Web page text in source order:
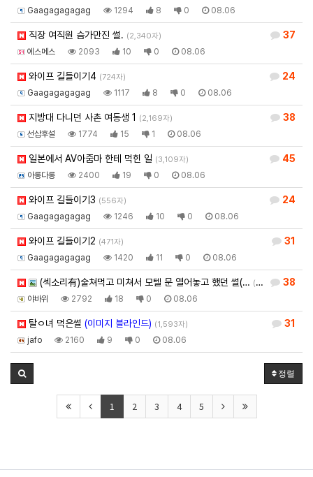
Gaagagagagag 1294 8 0 08.06
37
직장 여직원 슴가만진 썰. (2,340자)
에스메스 2093 10 0 08.06
24
와이프 길들이기4 (724자)
Gaagagagagag 1117 8 0 08.06
38
지방대 다니던 사촌 여동생 1 (2,169자)
선삽후설 1774 15 1 08.06
45
일본에서 AV아줌마 한테 먹힌 일 (3,109자)
아롱다롱 2400 19 0 08.06
24
와이프 길들이기3 (556자)
Gaagagagagag 1246 10 0 08.06
31
와이프 길들이기2 (471자)
Gaagagagagag 1420 11 0 08.06
38
(섹소리有)술쳐먹고 미쳐서 모텔 문 열어놓고 했던 썰(… (1,985자)
야바위 2792 18 0 08.06
31
탈ㅇ녀 먹은썰 (이미지 블라인드) (1,593자)
jafo 2160 9 0 08.06
정렬
1 2 3 4 5